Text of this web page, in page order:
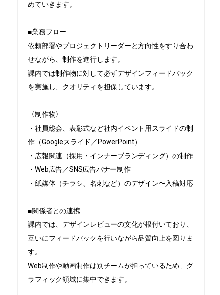
めていきます。
■業務フロー
依頼部署やプロジェクトリーダーと方向性をすり合わ
せながら、制作を進行します。
課内では制作物に対して必ずデザインフィードバック
を実施し、クオリティを担保しています。
〈制作物〉
・社員総会、表彰式など社内イベント用スライドの制
作（Googleスライド／PowerPoint）
・広報関連（採用・インナーブランディング）の制作
・Web広告／SNS広告バナー制作
・紙媒体（チラシ、名刺など）のデザイン〜入稿対応
■関係者との連携
課内では、デザインレビューの文化が根付いており、
互いにフィードバックを行いながら品質向上を図りま
す。
Web制作や動画制作は別チームが担っているため、グ
ラフィック領域に集中できます。